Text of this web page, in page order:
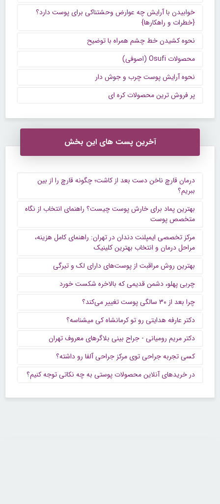
خوابیدن با آرایش چه عوارض وحشتناکی برای پوست دارد؟
{خطرات و راهکارها}
نحوه کشیدن خط چشم همراه با توضیح
محصولات Osufi (اصوفی)
نحوه آرایش پوست چرب و جوش دار
پر فروش ترین محصولات کره ای
آخرین پست های این بخش
درمان قارچ ناخن دست بعد از کاشت؛ چگونه قارچ را از بین
ببریم؟
بهترین پماد برای خارش پوست چیست؟ راهنمای انتخاب از نگاه
متخصص پوست
مرکز تخصصی ایمپلنت دندان در تهران: راهنمای کامل هزینه،
مراحل درمان و انتخاب بهترین کلینیک
بهترین روش مراقبت از پوست‌های دارای لک و تیرگی
چربی پهلو، دشمن قدیمی که بالاخره شکست خورد
چرا بعد از ۳۰ سالگی پوست تغییر می‌کند؟
دکتر عارفه هدایتی رو تو کرمانشاه کی میشناسه؟
دکتر مریم رومیانی - جراح بینی بلاگرهای معروف تهران
کسی تجربه جراحی توی مرکز جراحی آلفا رو داشته؟
در خریدهای آنلاین محصولات پوستی به چه نکاتی توجه کنیم؟